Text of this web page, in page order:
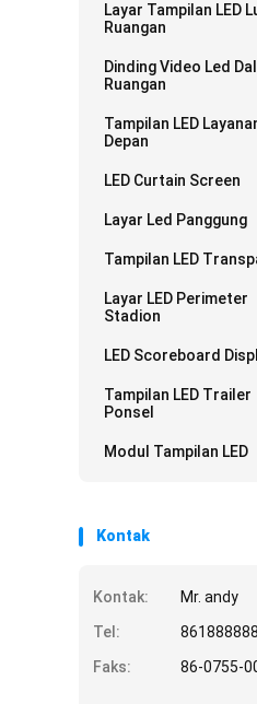
Layar Tampilan LED
Ruangan
Dinding Video Led
Ruangan
Tampilan LED
Depan
LED Curtain Screen
Layar Led Panggung
Tampilan LED
Layar LED Perimeter
Stadion
LED Scoreboard
Tampilan LED Trailer
Ponsel
Modul Tampilan LED
Kontak
Kontak:
Mr. andy
Tel:
Faks:
86-0755-